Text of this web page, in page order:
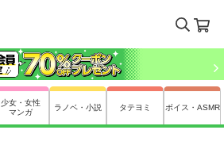
少女・女性
マンガ
ラノベ・小説 タテヨミ ボイス・ASMR